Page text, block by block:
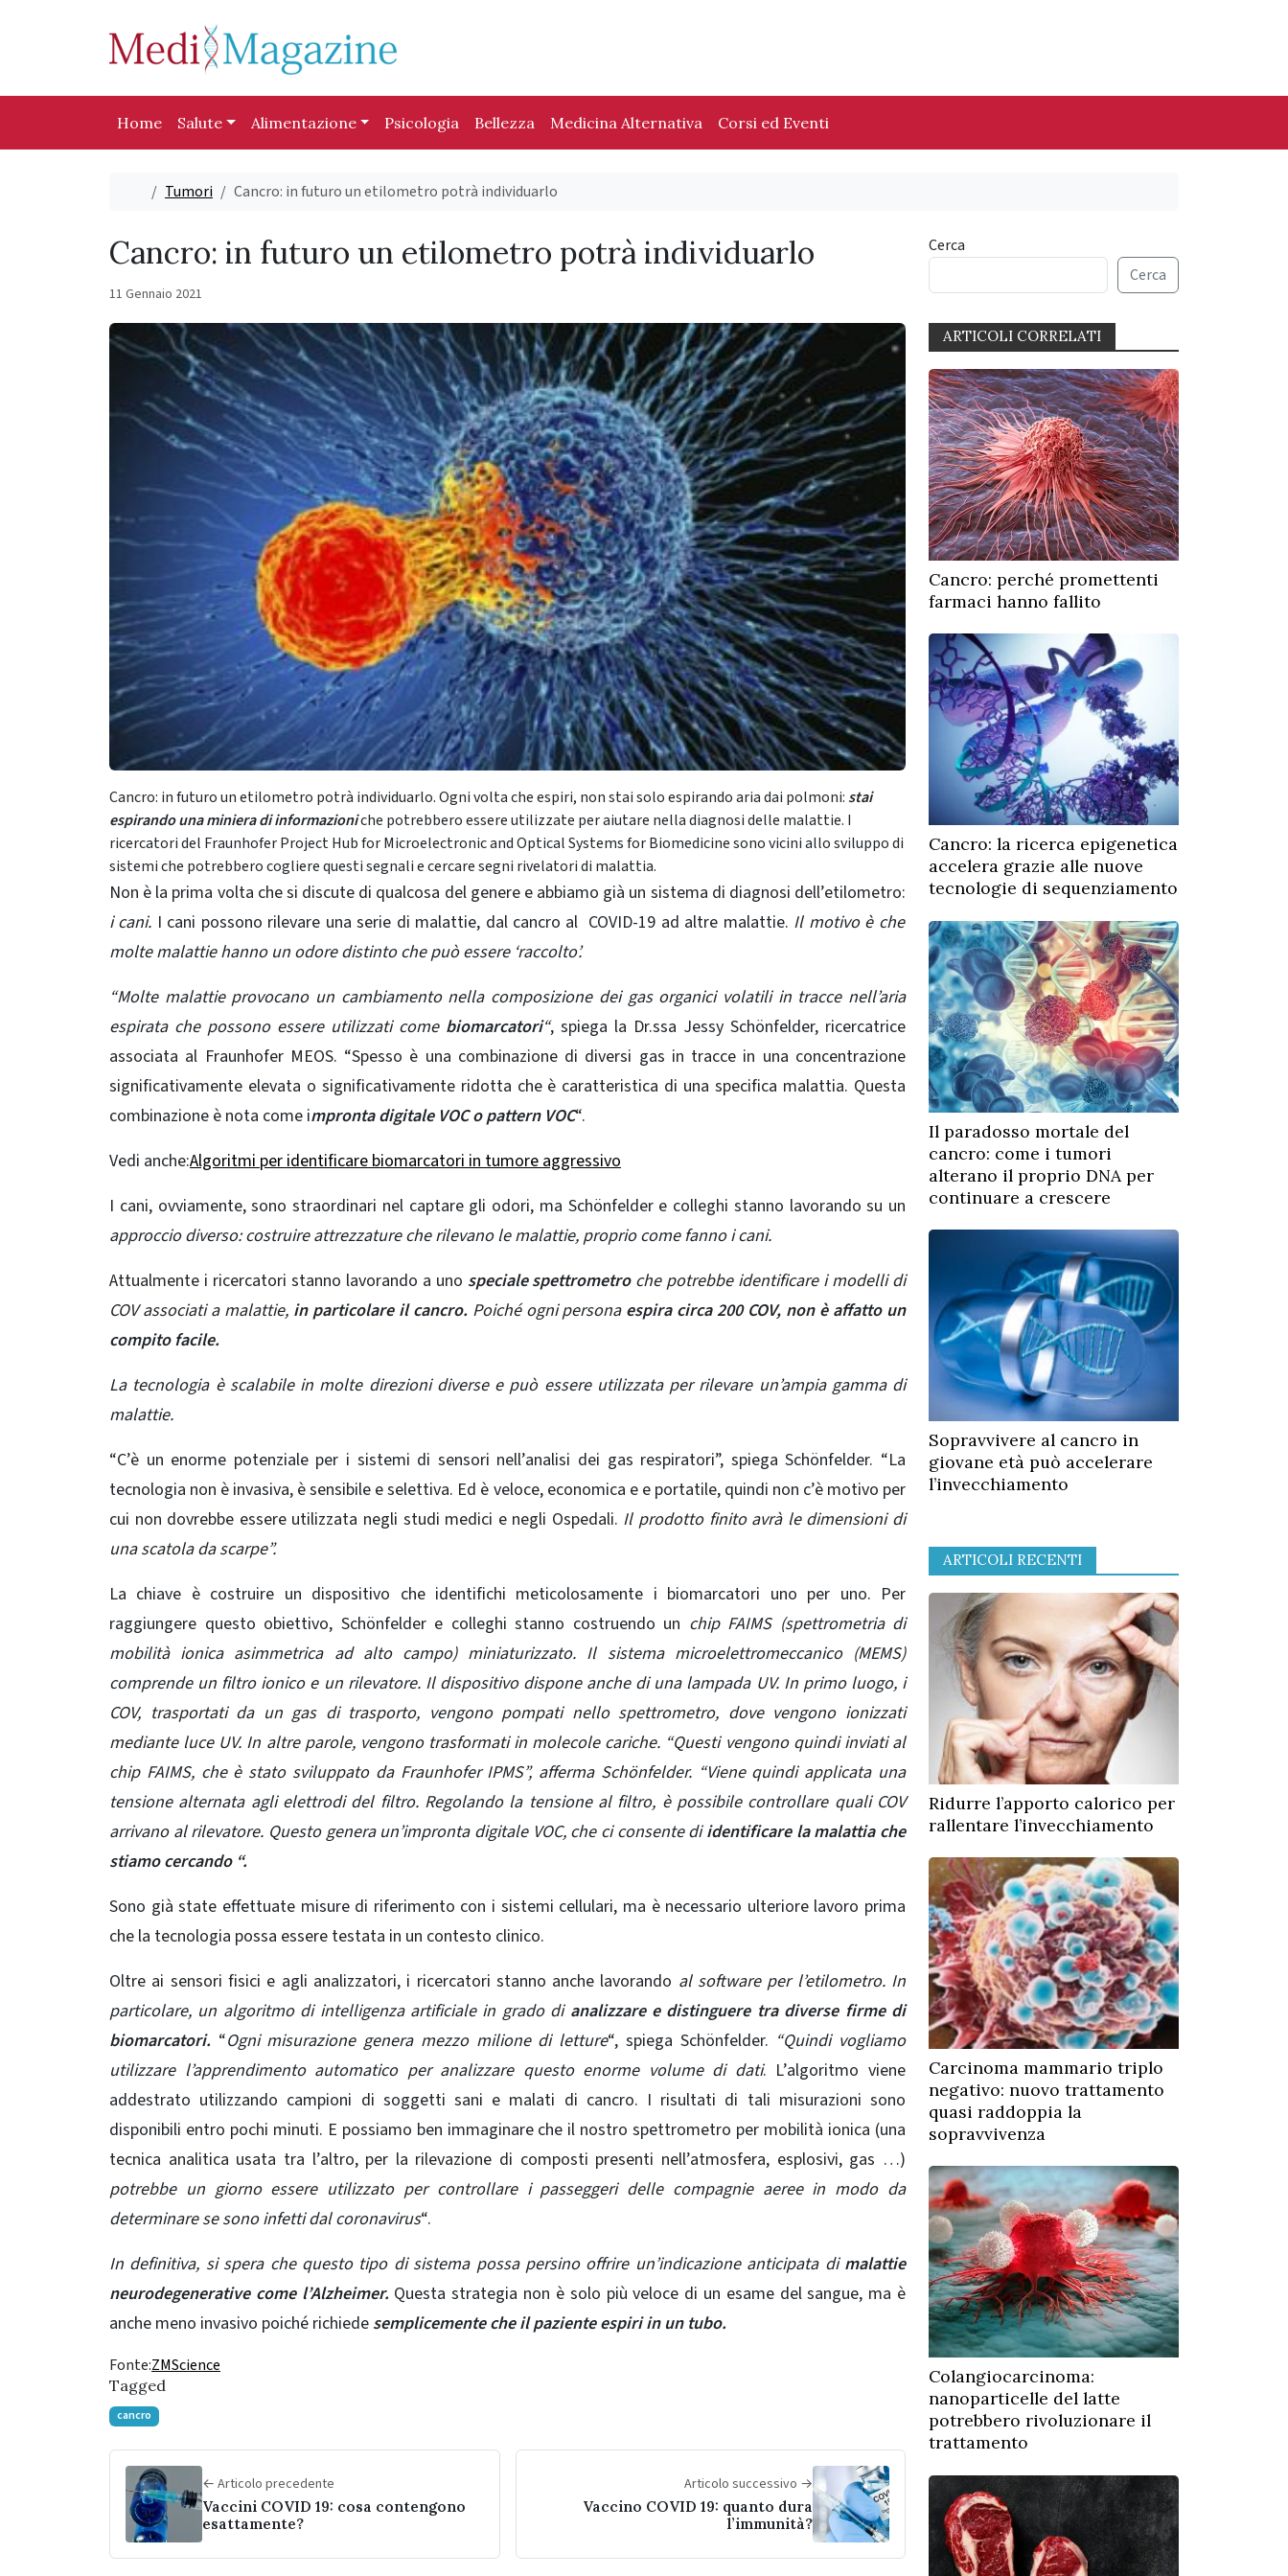
Home Salute Alimentazione Psicologia Bellezza Medicina Alternativa Corsi ed Eventi
HomeTumori Cancro: in futuro un etilometro potrà individuarlo
Cancro: in futuro un etilometro potrà individuarlo
11 Gennaio 2021
Cancro: in futuro un etilometro potrà individuarlo. Ogni volta che espiri, non stai solo espirando aria dai polmoni: stai
espirando una miniera di informazioniche potrebbero essere utilizzate per aiutare nella diagnosi delle malattie. I
ricercatori del Fraunhofer Project Hub for Microelectronic and Optical Systems for Biomedicine sono vicini allo sviluppo di
sistemi che potrebbero cogliere questi segnali e cercare segni rivelatori di malattia.
Non è la prima volta che si discute di qualcosa del genere e abbiamo già un sistema di diagnosi dell’etilometro:
i cani. I cani possono rilevare una serie di malattie, dal cancro al COVID-19 ad altre malattie. Il motivo è che
molte malattie hanno un odore distinto che può essere ‘raccolto’.
“Molte malattie provocano un cambiamento nella composizione dei gas organici volatili in tracce nell’aria
espirata che possono essere utilizzati come biomarcatori“, spiega la Dr.ssa Jessy Schönfelder, ricercatrice
associata al Fraunhofer MEOS. “Spesso è una combinazione di diversi gas in tracce in una concentrazione
significativamente elevata o significativamente ridotta che è caratteristica di una specifica malattia. Questa
combinazione è nota come impronta digitale VOC o pattern VOC“.
Vedi anche:Algoritmi per identificare biomarcatori in tumore aggressivo
I cani, ovviamente, sono straordinari nel captare gli odori, ma Schönfelder e colleghi stanno lavorando su un
approccio diverso: costruire attrezzature che rilevano le malattie, proprio come fanno i cani.
Attualmente i ricercatori stanno lavorando a uno speciale spettrometroche potrebbe identificare i modelli di
COV associati a malattie, in particolare il cancro.Poiché ogni persona espira circa 200 COV, non è affatto un
compito facile.
La tecnologia è scalabile in molte direzioni diverse e può essere utilizzata per rilevare un’ampia gamma di
malattie.
“C’è un enorme potenziale per i sistemi di sensori nell’analisi dei gas respiratori”, spiega Schönfelder. “La
tecnologia non è invasiva, è sensibile e selettiva. Ed è veloce, economica e e portatile, quindi non c’è motivo per
cui non dovrebbe essere utilizzata negli studi medici e negli Ospedali. Il prodotto finito avrà le dimensioni di
una scatola da scarpe”.
La chiave è costruire un dispositivo che identifichi meticolosamente i biomarcatori uno per uno. Per
raggiungere questo obiettivo, Schönfelder e colleghi stanno costruendo un chip FAIMS (spettrometria di
mobilità ionica asimmetrica ad alto campo) miniaturizzato. Il sistema microelettromeccanico (MEMS)
comprende un filtro ionico e un rilevatore. Il dispositivo dispone anche di una lampada UV. In primo luogo, i
COV, trasportati da un gas di trasporto, vengono pompati nello spettrometro, dove vengono ionizzati
mediante luce UV. In altre parole, vengono trasformati in molecole cariche. “Questi vengono quindi inviati al
chip FAIMS, che è stato sviluppato da Fraunhofer IPMS”, afferma Schönfelder. “Viene quindi applicata una
tensione alternata agli elettrodi del filtro. Regolando la tensione al filtro, è possibile controllare quali COV
arrivano al rilevatore. Questo genera un’impronta digitale VOC, che ci consente diidentificare la malattia che
stiamo cercando “.
Sono già state effettuate misure di riferimento con i sistemi cellulari, ma è necessario ulteriore lavoro prima
che la tecnologia possa essere testata in un contesto clinico.
Oltre ai sensori fisici e agli analizzatori, i ricercatori stanno anche lavorando al software per l’etilometro. In
particolare, un algoritmo di intelligenza artificiale in grado dianalizzare e distinguere tra diverse firme di
biomarcatori. “Ogni misurazione genera mezzo milione di letture“, spiega Schönfelder. “Quindi vogliamo
utilizzare l’apprendimento automatico per analizzare questo enorme volume di dati. L’algoritmo viene
addestrato utilizzando campioni di soggetti sani e malati di cancro. I risultati di tali misurazioni sono
disponibili entro pochi minuti. E possiamo ben immaginare che il nostro spettrometro per mobilità ionica (una
tecnica analitica usata tra l’altro, per la rilevazione di composti presenti nell’atmosfera, esplosivi, gas …)
potrebbe un giorno essere utilizzato per controllare i passeggeri delle compagnie aeree in modo da
determinare se sono infetti dal coronavirus“.
In definitiva, si spera che questo tipo di sistema possa persino offrire un’indicazione anticipata di malattie
neurodegenerative come l’Alzheimer. Questa strategia non è solo più veloce di un esame del sangue, ma è
anche meno invasivo poiché richiede semplicemente che il paziente espiri in un tubo.
Fonte:ZMScience
Tagged
cancro
← Articolo precedente
Vaccini COVID 19: cosa contengono
esattamente?
Articolo successivo →
Vaccino COVID 19: quanto dura
l’immunità?
Cerca
Cerca
ARTICOLI CORRELATI
Cancro: perché promettenti
farmaci hanno fallito
Cancro: la ricerca epigenetica
accelera grazie alle nuove
tecnologie di sequenziamento
Il paradosso mortale del
cancro: come i tumori
alterano il proprio DNA per
continuare a crescere
Sopravvivere al cancro in
giovane età può accelerare
l’invecchiamento
ARTICOLI RECENTI
Ridurre l’apporto calorico per
rallentare l’invecchiamento
Carcinoma mammario triplo
negativo: nuovo trattamento
quasi raddoppia la
sopravvivenza
Colangiocarcinoma:
nanoparticelle del latte
potrebbero rivoluzionare il
trattamento